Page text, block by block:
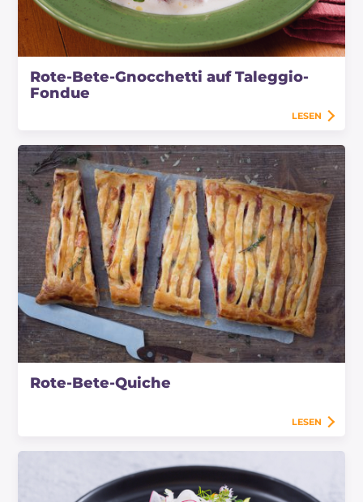
Rote-Bete-Gnocchetti auf Taleggio-
Fondue
LESEN
Rote-Bete-Quiche
LESEN